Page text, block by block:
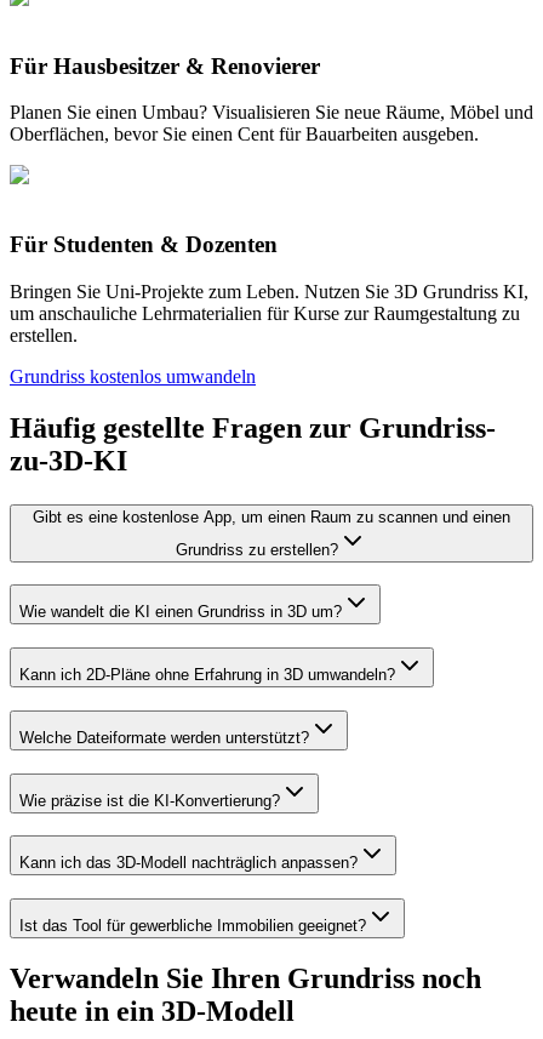
Für Hausbesitzer & Renovierer
Planen Sie einen Umbau? Visualisieren Sie neue Räume, Möbel und
Oberflächen, bevor Sie einen Cent für Bauarbeiten ausgeben.
Für Studenten & Dozenten
Bringen Sie Uni-Projekte zum Leben. Nutzen Sie 3D Grundriss KI,
um anschauliche Lehrmaterialien für Kurse zur Raumgestaltung zu
erstellen.
Grundriss kostenlos umwandeln
Häufig gestellte Fragen zur Grundriss-
zu-3D-KI
Gibt es eine kostenlose App, um einen Raum zu scannen und einen
Grundriss zu erstellen?
Wie wandelt die KI einen Grundriss in 3D um?
Kann ich 2D-Pläne ohne Erfahrung in 3D umwandeln?
Welche Dateiformate werden unterstützt?
Wie präzise ist die KI-Konvertierung?
Kann ich das 3D-Modell nachträglich anpassen?
Ist das Tool für gewerbliche Immobilien geeignet?
Verwandeln Sie Ihren Grundriss noch
heute in ein 3D-Modell